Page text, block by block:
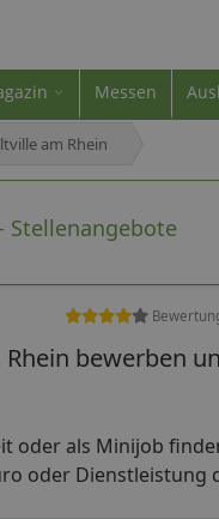
Messen
am Rhein
Stellenangebote
Rhein bewerben
oder als Minijob
oder Dienstleistung